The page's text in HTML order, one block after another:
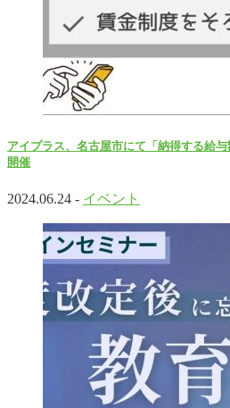
アイプラス、名古屋市にて「納得する給与
開催
2024.06.24 - イベント